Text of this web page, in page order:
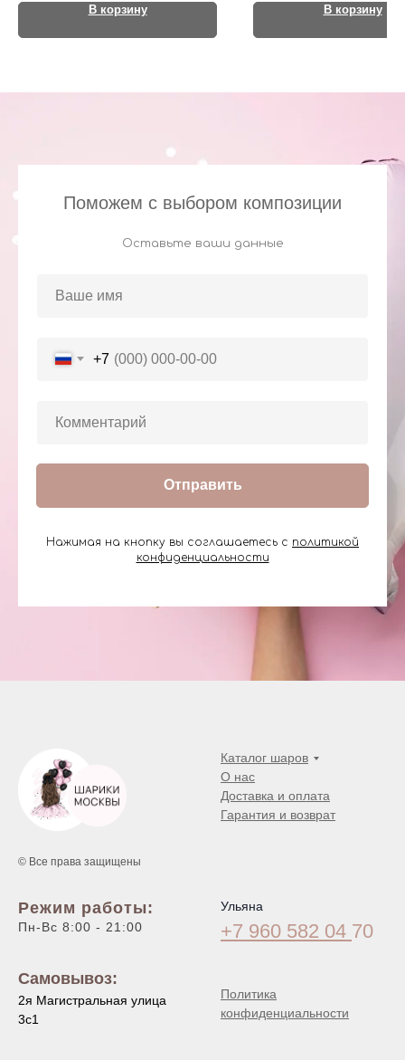
В корзину В корзину
Поможем с выбором композиции
Оставьте ваши данные
+7
Отправить
Нажимая на кнопку вы соглашаетесь с политикой
конфиденциальности
© Все права защищены
Каталог шаров
О нас
Доставка и оплата
Гарантия и возврат
Режим работы:
Пн-Вс 8:00 - 21:00
Самовывоз:
2я Магистральная улица
3с1
Ульяна
+7 960 582 04 70
Политика
конфиденциальности